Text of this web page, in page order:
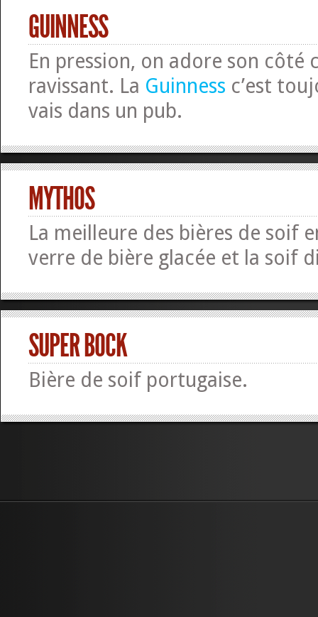
GUINNESS
En pression, on adore son
ravissant. La Guinness c’est
vais dans un pub.
MYTHOS
La meilleure des bières de soif
verre de bière glacée et la soif
SUPER BOCK
Bière de soif portugaise.